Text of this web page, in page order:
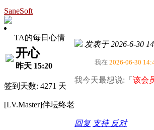
SaneSoft
TA的每日心情
开心
昨天 15:20
签到天数: 4271 天
[LV.Master]伴坛终老
发表于 2026-6-30
我在 2026-06-30
我今天最想说:「 该会
回复 支持 反对